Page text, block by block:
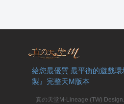
給您最優質 最平衡的遊戲
製』完整天M版本
真の天堂M-Lineage (TW)